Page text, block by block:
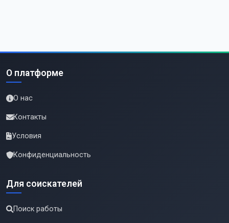
О платформе
О нас
Контакты
Условия
Конфиденциальность
Для соискателей
Поиск работы